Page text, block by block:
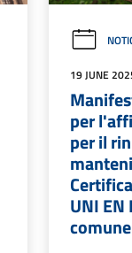
19 JUNE
per
per il
UNI